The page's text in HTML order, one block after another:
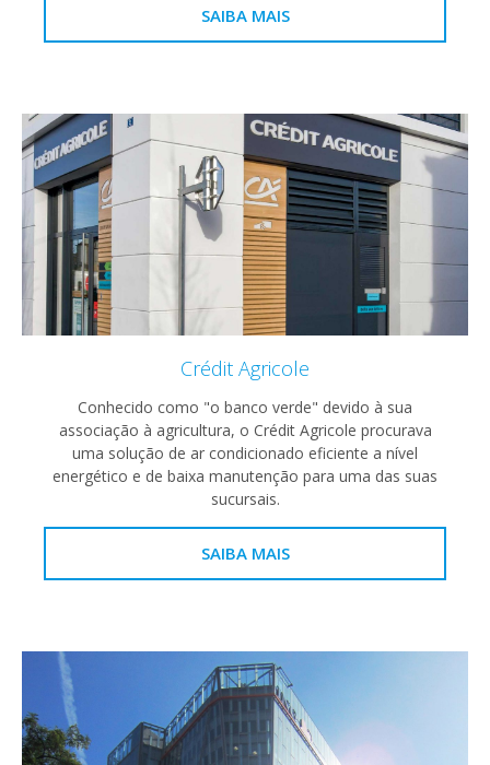
SAIBA MAIS
Crédit Agricole
Conhecido como "o banco verde" devido à sua
associação à agricultura, o Crédit Agricole procurava
uma solução de ar condicionado eficiente a nível
energético e de baixa manutenção para uma das suas
sucursais.
SAIBA MAIS